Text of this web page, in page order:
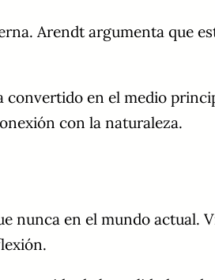
Arendt argumenta que
convertido en el medio
con la naturaleza.
nunca en el mundo actual.